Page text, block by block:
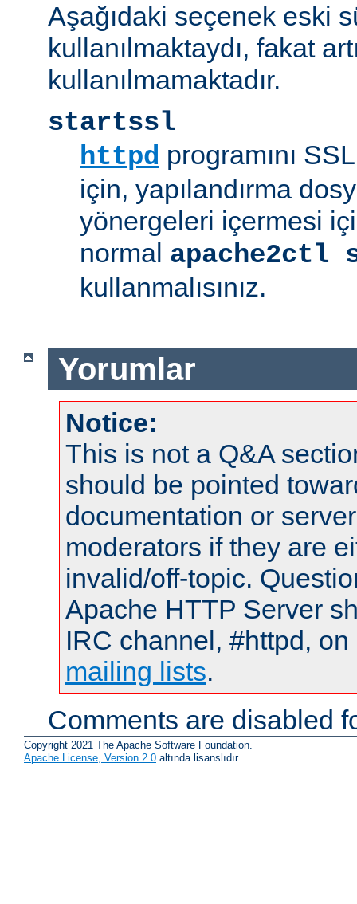
Aşağıdaki seçenek eski
kullanılmaktaydı, fakat
kullanılmamaktadır.
startssl
httpd programını
için, yapılandırma
yönergeleri içermesi
normal apache2ctl
kullanmalısınız.
Yorumlar
Notice:
This is not a Q&A
should be pointed
documentation or
moderators if they are
invalid/off-topic.
Apache HTTP Server
IRC channel, #httpd,
mailing lists.
Comments are disabled
Copyright 2021 The Apache Software Foundation.
Apache License, Version 2.0 altında lisanslıdır.